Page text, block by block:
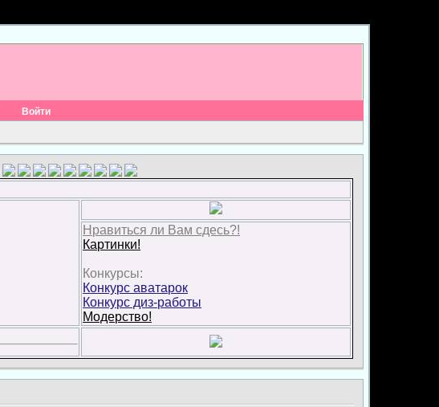
Войти
Нравиться ли Вам сдесь?!
Картинки!
Конкурсы:
Конкурс аватарок
Конкурс диз-работы
Модерство!